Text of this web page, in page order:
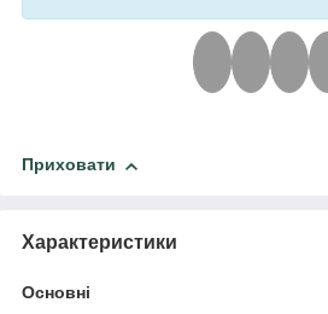
Приховати
Характеристики
Основні